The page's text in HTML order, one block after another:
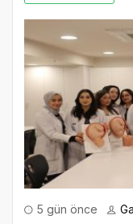
5 gün önce